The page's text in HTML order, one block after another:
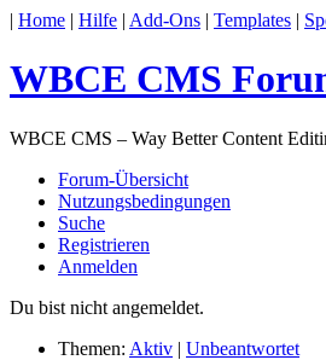
| Home | Hilfe | Add-Ons | Templates |
WBCE CMS
WBCE CMS – Way Better Content
Forum-Übersicht
Nutzungsbedingungen
Suche
Registrieren
Anmelden
Du bist nicht angemeldet.
Themen: Aktiv | Unbeantwortet